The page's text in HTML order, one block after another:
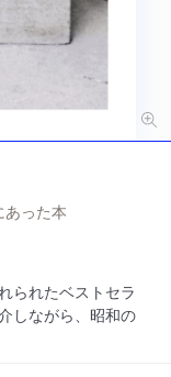
った本
られたベストセラ
しながら、昭和の